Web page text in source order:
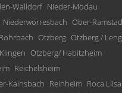
Walldorf Nieder-Modau
Niederwörresbach Ober-
Otzberg Otzberg /
Otzberg/ Habitzheim
Reichelsheim
Kainsbach Reinheim Roca Llisa